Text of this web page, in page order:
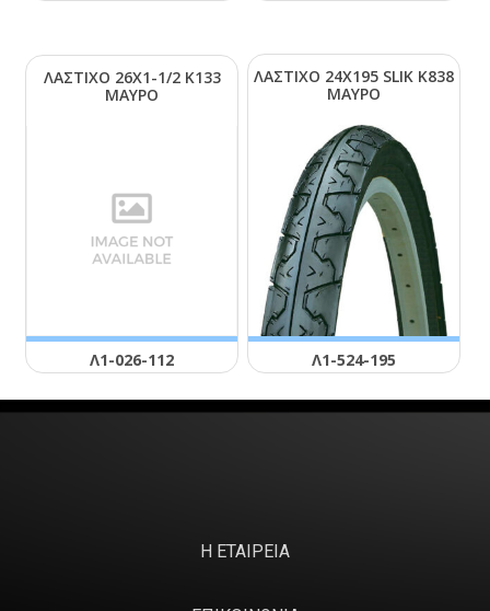
ΛΑΣΤΙΧΟ 26Χ1-1/2 Κ133
ΜΑΥΡΟ
Λ1-026-112
ΛΑΣΤΙΧΟ 24Χ195 SLΙΚ Κ838
ΜΑΥΡΟ
Λ1-524-195
Η ΕΤΑΙΡΕΙΑ